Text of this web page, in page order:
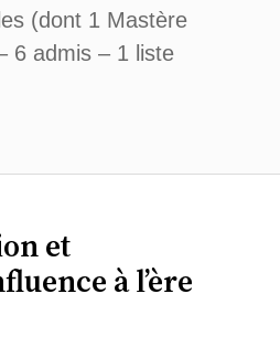
(dont 1 Mastère
6 admis – 1 liste
et
à l’ère